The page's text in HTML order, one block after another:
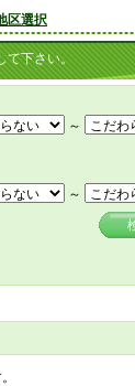
区選択
下さい。
～
～